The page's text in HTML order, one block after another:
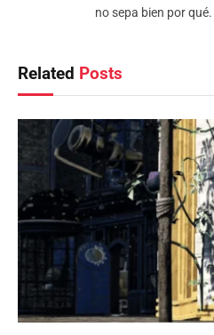
no sepa bien por qué.
Related Posts